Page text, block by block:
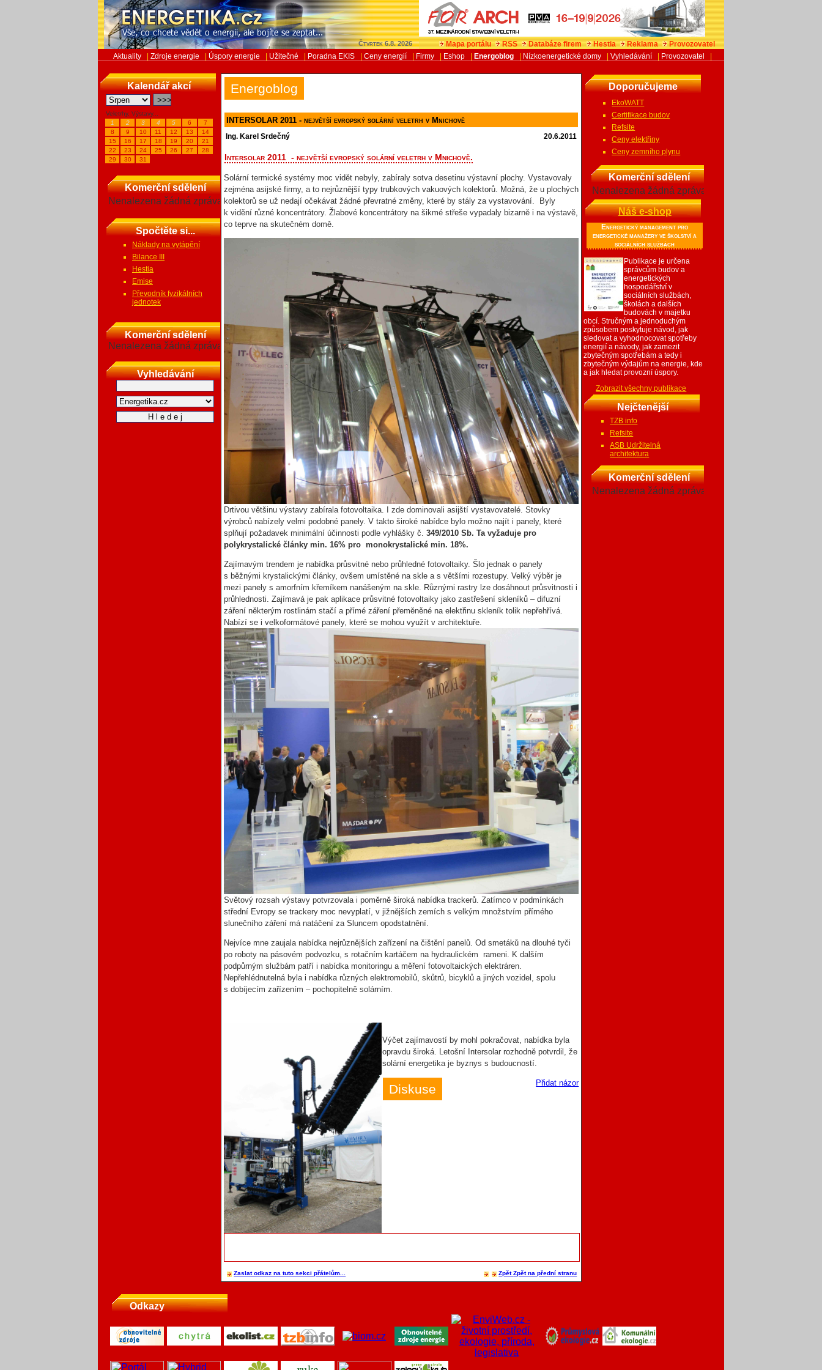
Čtvrtek 6.8. 2026 Mapa portálu RSS Databáze firem Hestia Reklama
Provozovatel
Aktuality
Zdroje energie Úspory energie Užitečné Poradna EKIS Ceny energií Firmy Eshop Energoblog Nízkoenergetické domy Vyhledávání Provozovatel
Kalendář akcí
Veletrhy, Výstavy...
1
2 3 4 5 6
7
8
9 10 11 12 13
14
15
16 17 18 19 20
21
22
23 24 25 26 27
28
29
30 31
Komerční sdělení
Nenalezena žádná zpráva
Spočtěte si...
Náklady na vytápění
Bilance III
Hestia
Emise
Převodník fyzikálních
jednotek
Komerční sdělení
Nenalezena žádná zpráva
Vyhledávání
Energoblog
INTERSOLAR 2011 - největší evropský solární veletrh v Mnichově
Ing. Karel Srdečný 20.6.2011
Intersolar 2011 - největší evropský solární veletrh v Mnichově.
Solární termické systémy moc vidět nebyly, zabíraly sotva desetinu výstavní plochy. Vystavovaly
zejména asijské firmy, a to nejrůznější typy trubkových vakuových kolektorů. Možná, že u plochých
kolektorů se už nedají očekávat žádné převratné změny, které by stály za vystavování. Byly
k vidění různé koncentrátory. Žlabové koncentrátory na šikmé střeše vypadaly bizarně i na výstavě,
co teprve na skutečném domě.
Drtivou většinu výstavy zabírala fotovoltaika. I zde dominovali asijští vystavovatelé. Stovky
výrobců nabízely velmi podobné panely. V takto široké nabídce bylo možno najít i panely, které
splňují požadavek minimální účinnosti podle vyhlášky č.349/2010 Sb. Ta vyžaduje pro
polykrystalické články min. 16% pro monokrystalické min. 18%.
Zajímavým trendem je nabídka průsvitné nebo průhledné fotovoltaiky. Šlo jednak o panely
s běžnými krystalickými články, ovšem umístěné na skle a s většími rozestupy. Velký výběr je
mezi panely s amorfním křemíkem nanášeným na skle. Různými rastry lze dosáhnout průsvitnosti i
průhlednosti. Zajímavá je pak aplikace průsvitné fotovoltaiky jako zastřešení skleníků – difuzní
záření některým rostlinám stačí a přímé záření přeměněné na elektřinu skleník tolik nepřehřívá.
Nabízí se i velkoformátové panely, které se mohou využít v architektuře.
Světový rozsah výstavy potvrzovala i poměrně široká nabídka trackerů. Zatímco v podmínkách
střední Evropy se trackery moc nevyplatí, v jižnějších zemích s velkým množstvím přímého
slunečního záření má natáčení za Sluncem opodstatnění.
Nejvíce mne zaujala nabídka nejrůznějších zařízení na čištění panelů. Od smetáků na dlouhé tyči
po roboty na pásovém podvozku, s rotačním kartáčem na hydraulickém rameni. K dalším
podpůrným službám patří i nabídka monitoringu a měření fotovoltaických elektráren.
Nepřehlédnutelná byla i nabídka různých elektromobilů, skůtrů, bicyklů a jiných vozidel, spolu
s dobíjecím zařízením – pochopitelně solárním.
Výčet zajímavostí by mohl pokračovat, nabídka byla
opravdu široká. Letošní Intersolar rozhodně potvrdil, že
solární energetika je byznys s budoucností.
Přidat názor
Diskuse
Zaslat odkaz na tuto sekci přátelům... ZpětZpět na přední stranu
Doporučujeme
EkoWATT
Certifikace budov
Refsite
Ceny elektřiny
Ceny zemního plynu
Komerční sdělení
Nenalezena žádná zpráva
Náš e-shop
Energetický management pro
energetické manažery ve školství a
sociálních službách
Publikace je určena
správcům budov a
energetických
hospodářství v
sociálních službách,
školách a dalších
budovách v majetku
obcí. Stručným a jednoduchým
způsobem poskytuje návod, jak
sledovat a vyhodnocovat spotřeby
energií a návody, jak zamezit
zbytečným spotřebám a tedy i
zbytečným výdajům na energie, kde
a jak hledat provozní úspory.
Zobrazit všechny publikace
Nejčtenější
TZB info
Refsite
ASB Udržitelná
architektura
Komerční sdělení
Nenalezena žádná zpráva
Odkazy